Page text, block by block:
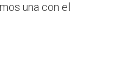
una con el